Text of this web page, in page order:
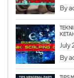
By
July
By